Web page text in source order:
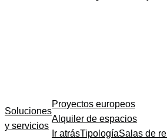
Soluciones
y servicios
Proyectos europeos
Alquiler de espacios
Ir atrásTipologíaSalas de